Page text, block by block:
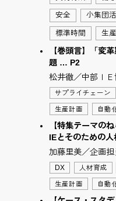
安全 小集団
標準時間 生
【巻頭言】「変
題 … P2
松井徹／中部Ｉ
サプライチェーン
生産計画 自動
【特集テーマの
IEとそのための
加藤里美／企画
DX 人材育成
生産計画 自動